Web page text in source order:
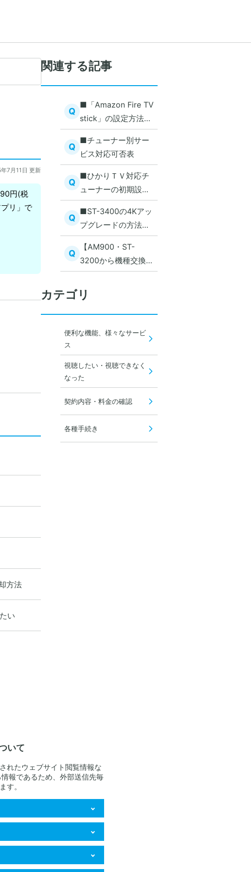
7月11日 更新
円(税
リ」で
方法
い
関連する記事
Q
■「Amazon Fire TV
stick」の設定方法を
知りたい
Q
■チューナー別サー
ビス対応可否表
Q
■ひかりＴＶ対応チ
ューナーの初期設
定・配線方法を知り
たい
Q
■ST-3400の4Kアッ
プグレードの方法を
教えてください
Q
【AM900・ST-
3200から機種交換さ
れるお客さま】初期
設定とチューナー返
却方法
カテゴリ
便利な機能、様々なサービ
ス
視聴したい・視聴できなく
なった
契約内容・料金の確認
各種手続き
いて
れたウェブサイト閲覧情報な
報であるため、外部送信先毎
す。